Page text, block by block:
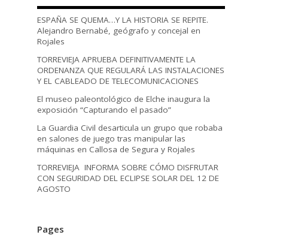
ESPAÑA SE QUEMA…Y LA HISTORIA SE REPITE.
Alejandro Bernabé, geógrafo y concejal en
Rojales
TORREVIEJA APRUEBA DEFINITIVAMENTE LA
ORDENANZA QUE REGULARÁ LAS INSTALACIONES
Y EL CABLEADO DE TELECOMUNICACIONES
El museo paleontológico de Elche inaugura la
exposición “Capturando el pasado”
La Guardia Civil desarticula un grupo que robaba
en salones de juego tras manipular las
máquinas en Callosa de Segura y Rojales
TORREVIEJA INFORMA SOBRE CÓMO DISFRUTAR
CON SEGURIDAD DEL ECLIPSE SOLAR DEL 12 DE
AGOSTO
Pages